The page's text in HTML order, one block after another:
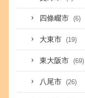
四條畷市 (6)
大東市 (19)
東大阪市 (69)
八尾市 (26)